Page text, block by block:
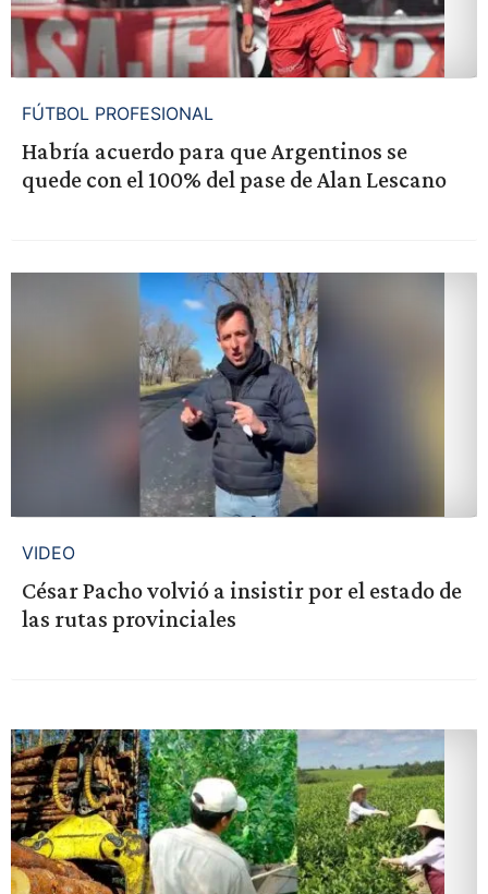
FÚTBOL PROFESIONAL
Habría acuerdo para que Argentinos se
quede con el 100% del pase de Alan Lescano
VIDEO
César Pacho volvió a insistir por el estado de
las rutas provinciales